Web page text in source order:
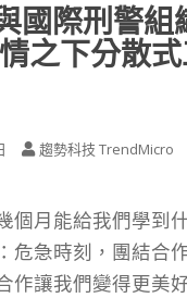
國際刑警組
之下分散
趨勢科技 TrendMicro
個月能給我們學到
危急時刻，團結合
作讓我們變得更美